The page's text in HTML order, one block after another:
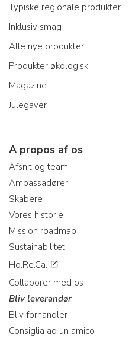
Typiske regionale produkter
Inklusiv smag
Alle nye produkter
Produkter økologisk
Magazine
Julegaver
A propos af os
Afsnit og team
Ambassadører
Skabere
Vores historie
Mission roadmap
Sustainabilitet
Ho.Re.Ca.
Collaborer med os
Bliv leverandør
Bliv forhandler
Consiglia ad un amico